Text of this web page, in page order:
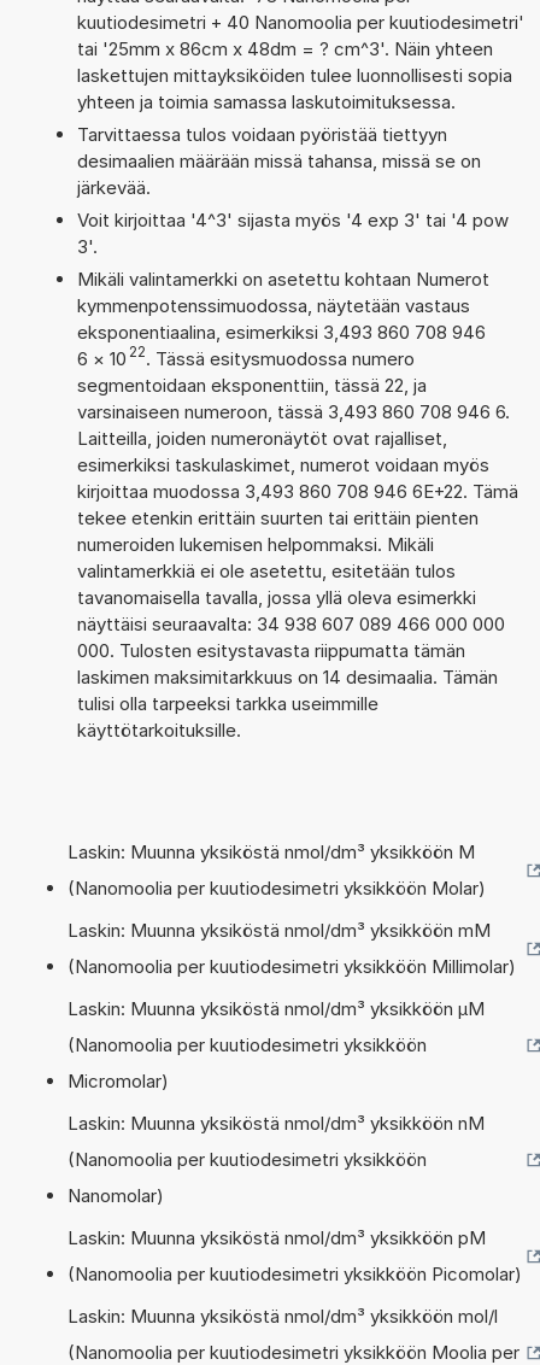
kuutiodesimetri + 40 Nanomoolia per kuutiodesimetri'
tai '25mm x 86cm x 48dm = ? cm^3'. Näin yhteen
laskettujen mittayksiköiden tulee luonnollisesti sopia
yhteen ja toimia samassa laskutoimituksessa.
Tarvittaessa tulos voidaan pyöristää tiettyyn
desimaalien määrään missä tahansa, missä se on
järkevää.
Voit kirjoittaa '4^3' sijasta myös '4 exp 3' tai '4 pow
3'.
Mikäli valintamerkki on asetettu kohtaan Numerot
kymmenpotenssimuodossa, näytetään vastaus
eksponentiaalina, esimerkiksi 3,493 860 708 946
6 × 10 22. Tässä esitysmuodossa numero
segmentoidaan eksponenttiin, tässä 22, ja
varsinaiseen numeroon, tässä 3,493 860 708 946 6.
Laitteilla, joiden numeronäytöt ovat rajalliset,
esimerkiksi taskulaskimet, numerot voidaan myös
kirjoittaa muodossa 3,493 860 708 946 6E+22. Tämä
tekee etenkin erittäin suurten tai erittäin pienten
numeroiden lukemisen helpommaksi. Mikäli
valintamerkkiä ei ole asetettu, esitetään tulos
tavanomaisella tavalla, jossa yllä oleva esimerkki
näyttäisi seuraavalta: 34 938 607 089 466 000 000
000. Tulosten esitystavasta riippumatta tämän
laskimen maksimitarkkuus on 14 desimaalia. Tämän
tulisi olla tarpeeksi tarkka useimmille
käyttötarkoituksille.
Laskin: Muunna yksiköstä nmol/dm³ yksikköön M
(Nanomoolia per kuutiodesimetri yksikköön Molar)
Laskin: Muunna yksiköstä nmol/dm³ yksikköön mM
(Nanomoolia per kuutiodesimetri yksikköön Millimolar)
Laskin: Muunna yksiköstä nmol/dm³ yksikköön µM
(Nanomoolia per kuutiodesimetri yksikköön
Micromolar)
Laskin: Muunna yksiköstä nmol/dm³ yksikköön nM
(Nanomoolia per kuutiodesimetri yksikköön
Nanomolar)
Laskin: Muunna yksiköstä nmol/dm³ yksikköön pM
(Nanomoolia per kuutiodesimetri yksikköön Picomolar)
Laskin: Muunna yksiköstä nmol/dm³ yksikköön mol/l
(Nanomoolia per kuutiodesimetri yksikköön Moolia per